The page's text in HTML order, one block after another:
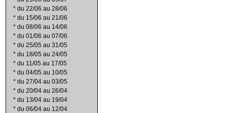
* du 22/06 au 28/06
* du 15/06 au 21/06
* du 08/06 au 14/06
* du 01/06 au 07/06
* du 25/05 au 31/05
* du 18/05 au 24/05
* du 11/05 au 17/05
* du 04/05 au 10/05
* du 27/04 au 03/05
* du 20/04 au 26/04
* du 13/04 au 19/04
* du 06/04 au 12/04